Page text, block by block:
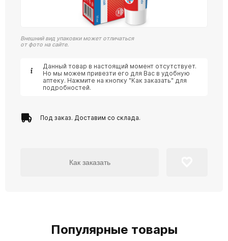
Внешний вид упаковки может отличаться
от фото на сайте.
Данный товар в настоящий момент отсутствует.
Но мы можем привезти его для Вас в удобную
аптеку. Нажмите на кнопку "Как заказать" для
подробностей.
Под заказ. Доставим со склада.
Как заказать
Популярные товары